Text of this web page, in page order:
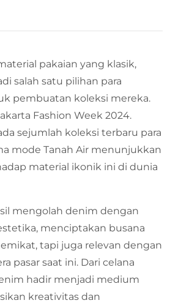
pakaian yang klasik,
salah satu pilihan para
pembuatan koleksi mereka.
Fashion Week 2024.
sejumlah koleksi terbaru para
mode Tanah Air menunjukkan
material ikonik ini di dunia
mengolah denim dengan
menciptakan busana
tapi juga relevan dengan
pasar saat ini. Dari celana
hadir menjadi medium
kreativitas dan